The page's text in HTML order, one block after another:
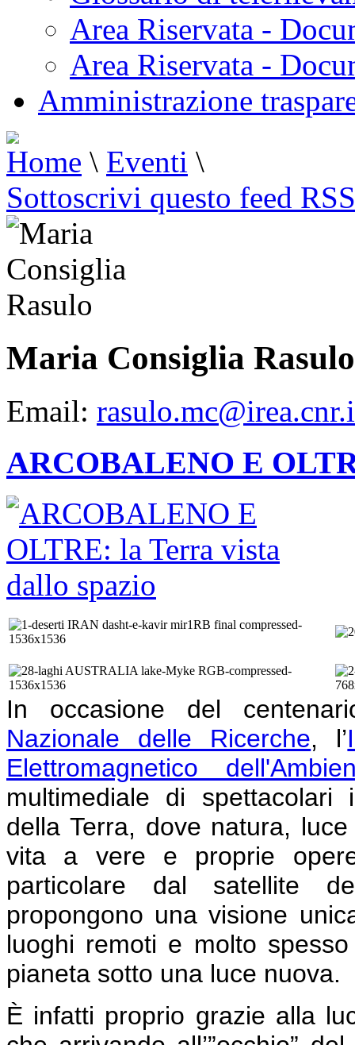
Area Riservata -
Area Riservata -
Amministrazione
Home \ Eventi \
Sottoscrivi questo feed RSS
Maria Consiglia Rasulo
Email:
ARCOBALENO E
In occasione del
Nazionale delle Ricerche, l’
Elettromagnetico
multimediale di spettacolari
della Terra, dove natura,
vita a vere e proprie
particolare dal satellite
propongono una visione
luoghi remoti e molto
pianeta sotto una luce nuova.
È infatti proprio grazie alla